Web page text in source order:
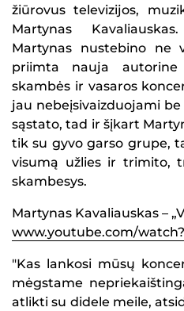
žiūrovus televizijos,
Martynas
Martynas nustebino ne
priimta nauja
skambės ir vasaros
jau nebeįsivaizduojami
sąstato, tad ir šįkart
tik su gyvo garso grupe,
visumą užlies ir trimito,
skambesys.
Martynas Kavaliauskas –
www.youtube.com/
"Kas lankosi mūsų
mėgstame
atlikti su didele meile,